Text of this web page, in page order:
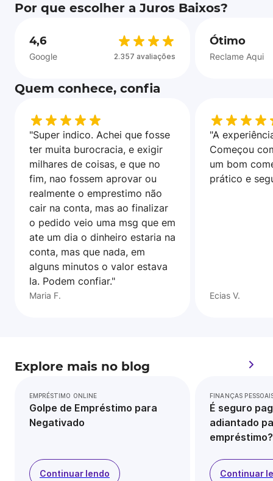
Por que escolher a Juros Baixos?
4,6
Google 2.357 avaliações
Ótimo
Reclame Aqui
Quem conhece, confia
"Super indico. Achei que fosse
ter muita burocracia, e exigir
milhares de coisas, e que no
fim, nao fossem aprovar ou
realmente o emprestimo não
cair na conta, mas ao finalizar
o pedido veio uma msg que em
ate um dia o dinheiro estaria na
conta, mas que nada, em
alguns minutos o valor estava
la. Podem confiar."
Maria F.
"A
Começou
um bom
prático e
Ecias V.
Explore mais no blog
EMPRÉSTIMO ONLINE
Golpe de Empréstimo para
Negativado
Continuar lendo
FINANÇAS
É seguro
adiantado
empréstimo?
Continuar